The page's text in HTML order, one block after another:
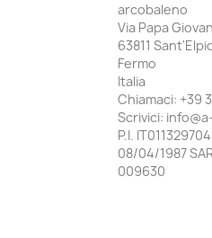
arcobaleno
Via Papa
63811
Fermo
Italia
Chiamaci: +39
Scrivici:
P.I.
08/04/1987
009630